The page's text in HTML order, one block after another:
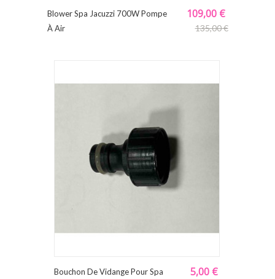
Blower Spa Jacuzzi 700W Pompe
À Air
109,00 €
135,00 €
Bouchon De Vidange Pour Spa
5,00 €